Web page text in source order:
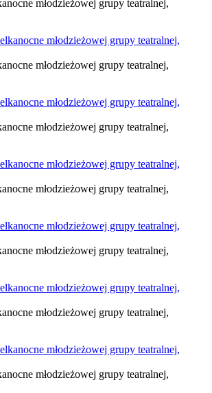
młodzieżowej grupy teatralnej,
młodzieżowej grupy teatralnej,
młodzieżowej grupy teatralnej,
młodzieżowej grupy teatralnej,
młodzieżowej grupy teatralnej,
młodzieżowej grupy teatralnej,
młodzieżowej grupy teatralnej,